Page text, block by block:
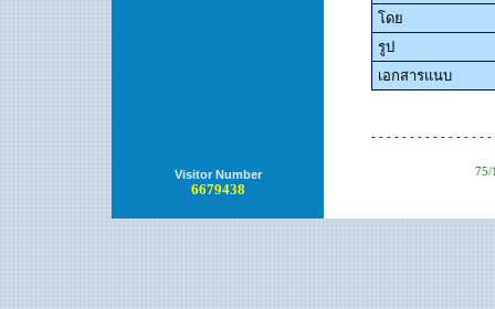
โดย
รูป
เอกสารแนบ
Visitor Number
6679438
- - - - - - - - - - - - - - -
75/